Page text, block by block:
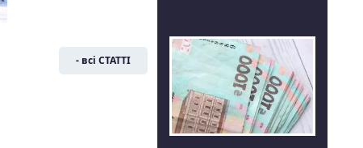
- всі СТАТТІ